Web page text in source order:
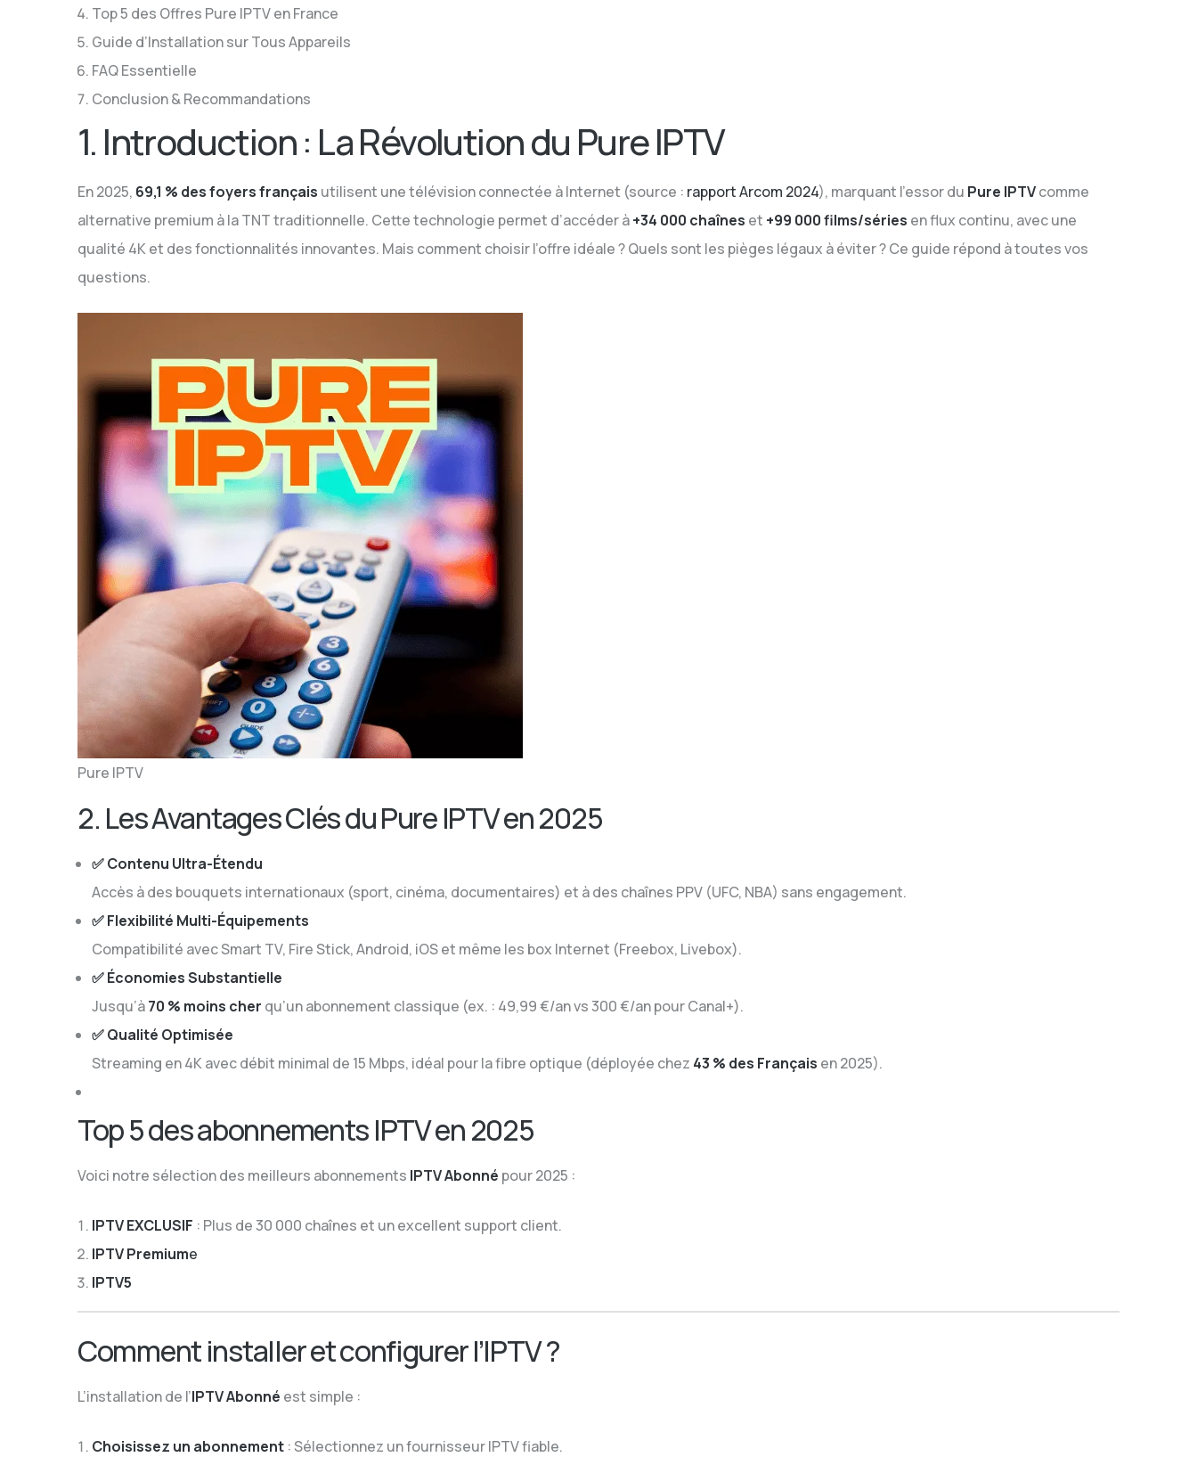
Top 5 des Offres Pure IPTV en France
Guide d’Installation sur Tous Appareils
FAQ Essentielle
Conclusion & Recommandations
1. Introduction : La Révolution du Pure IPTV
En 2025, 69,1 % des foyers français utilisent une télévision connectée à Internet (source : rapport Arcom 2024), marquant l’essor du Pure IPTVcomme
alternative premium à la TNT traditionnelle. Cette technologie permet d’accéder à+34 000 chaînes et +99 000 films/séries en flux continu, avec une
qualité 4K et des fonctionnalités innovantes. Mais comment choisir l’offre idéale ? Quels sont les pièges légaux à éviter ? Ce guide répond à toutes vos
questions.
Pure IPTV
2. Les Avantages Clés du Pure IPTV en 2025
✅ Contenu Ultra-Étendu
Accès à des bouquets internationaux (sport, cinéma, documentaires) et à des chaînes PPV (UFC, NBA) sans engagement.
✅ Flexibilité Multi-Équipements
Compatibilité avec Smart TV, Fire Stick, Android, iOS et même les box Internet (Freebox, Livebox).
✅ Économies Substantielle
Jusqu’à70 % moins cher qu’un abonnement classique (ex. : 49,99 €/an vs 300 €/an pour Canal+).
✅ Qualité Optimisée
Streaming en 4K avec débit minimal de 15 Mbps, idéal pour la fibre optique (déployée chez 43 % des Français en 2025).
Top 5 des abonnements IPTV en 2025
Voici notre sélection des meilleurs abonnements IPTV Abonné pour 2025 :
IPTV EXCLUSIF : Plus de 30 000 chaînes et un excellent support client.
IPTV Premiume
IPTV5
Comment installer et configurer l’IPTV ?
L’installation de l’IPTV Abonné est simple :
Choisissez un abonnement : Sélectionnez un fournisseur IPTV fiable.